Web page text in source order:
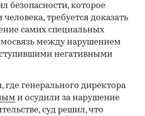
безопасности, которое
требуется доказать
самих специальных
между нарушением
негативными
где генерального директора
и осудили за нарушение
суд решил, что